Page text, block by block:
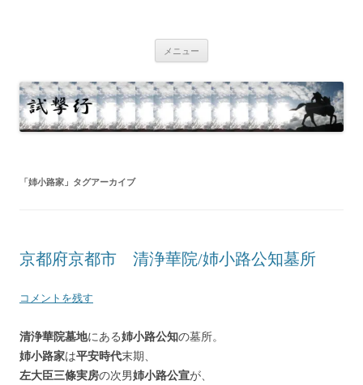
キ
ッ
プ
メニュー
「姉小路家 」タグアーカイブ
京都府京都市 清浄華院/姉小路公知墓所
コメントを残す
清浄華院墓地にある姉小路公知の墓所。
姉小路家は平安時代末期、
左大臣三條実房の次男姉小路公宣が、